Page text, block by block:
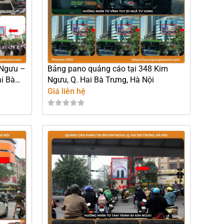
–
Bà
Bảng pano quảng cáo tại 348 Kim
Ngưu, Q. Hai Bà Trưng, Hà Nội
Giá liên hệ